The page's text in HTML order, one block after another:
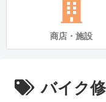
商店・施設
バイク